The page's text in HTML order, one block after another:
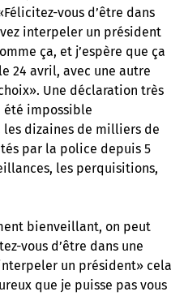
vous d’être dans
interpeler un président
ça, et j’espère que ça
24 avril, avec une autre
Une déclaration très
impossible
dizaines de milliers de
par la police depuis 5
les perquisitions,
bienveillant, on peut
vous d’être dans une
un président» cela
que je puisse pas vous